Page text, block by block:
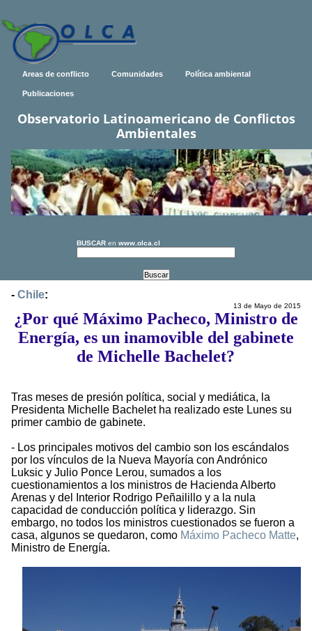
Areas de conflicto Comunidades Política ambiental
Publicaciones
Observatorio Latinoamericano de Conflictos
Ambientales
BUSCAR en www.olca.cl
- Chile:
13 de Mayo de 2015
¿Por qué Máximo Pacheco, Ministro de
Energía, es un inamovible del gabinete
de Michelle Bachelet?
Tras meses de presión política, social y mediática, la
Presidenta Michelle Bachelet ha realizado este Lunes su
primer cambio de gabinete.
- Los principales motivos del cambio son los escándalos
por los vínculos de la Nueva Mayoría con Andrónico
Luksic y Julio Ponce Lerou, sumados a los
cuestionamientos a los ministros de Hacienda Alberto
Arenas y del Interior Rodrigo Peñailillo y a la nula
capacidad de conducción política y liderazgo. Sin
embargo, no todos los ministros cuestionados se fueron a
casa, algunos se quedaron, como Máximo Pacheco Matte,
Ministro de Energía.